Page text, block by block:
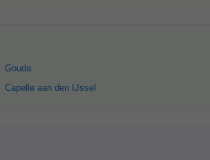
Gouda
Capelle aan den IJssel